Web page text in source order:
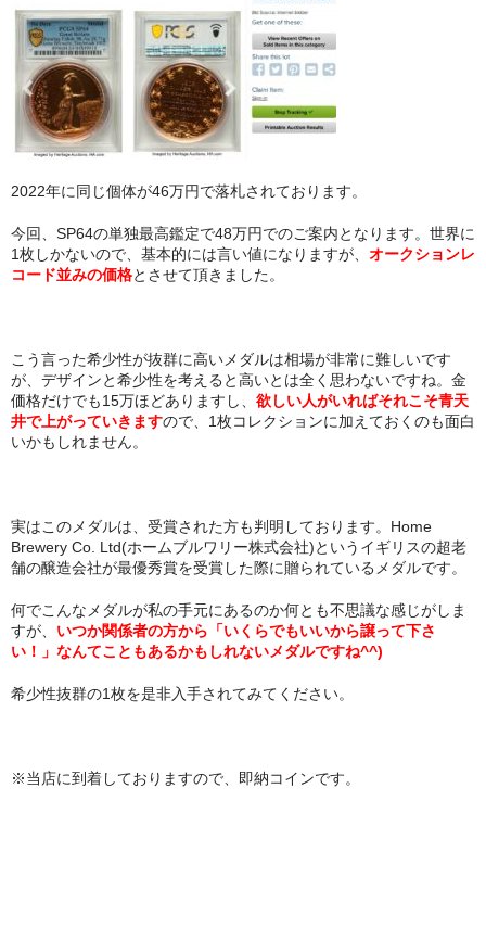
2022年に同じ個体が46万円で落札されております。
今回、SP64の単独最高鑑定で48万円でのご案内となります。世界に
1枚しかないので、基本的には言い値になりますが、 オークションレ
コード並みの価格とさせて頂きました。
こう言った希少性が抜群に高いメダルは相場が非常に難しいです
が、デザインと希少性を考えると高いとは全く思わないですね。金
価格だけでも15万ほどありますし、 欲しい人がいればそれこそ青天
井で上がっていきますので、1枚コレクションに加えておくのも面白
いかもしれません。
実はこのメダルは、受賞された方も判明しております。Home
Brewery Co. Ltd(ホームブルワリー株式会社)というイギリスの超老
舗の醸造会社が最優秀賞を受賞した際に贈られているメダルです。
何でこんなメダルが私の手元にあるのか何とも不思議な感じがしま
すが、 いつか関係者の方から「いくらでもいいから譲って下さ
い！」なんてこともあるかもしれないメダルですね^^)
希少性抜群の1枚を是非入手されてみてください。
※当店に到着しておりますので、即納コインです。